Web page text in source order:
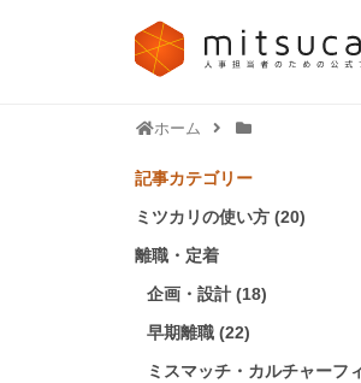
ホーム
記事カテゴリー
ミツカリの使い方 (20)
離職・定着
企画・設計 (18)
早期離職 (22)
ミスマッチ・カルチャーフ